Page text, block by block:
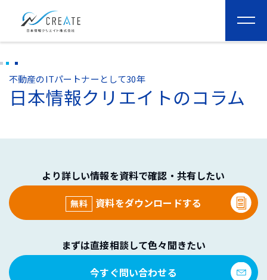
不動産のITパートナーとして30年
日本情報クリエイトのコラム
より詳しい情報を資料で確認・共有したい
無料 資料をダウンロードする
まずは直接相談して色々聞きたい
今すぐ問い合わせる